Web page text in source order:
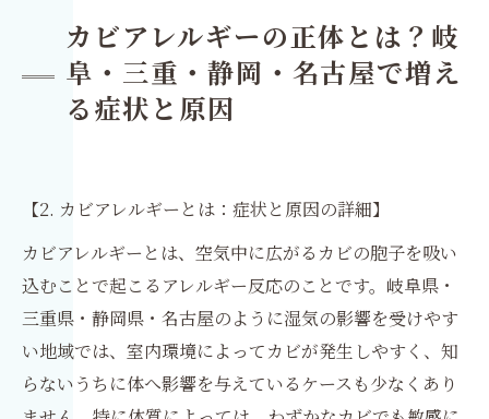
カビアレルギーの正体とは？岐
阜・三重・静岡・名古屋で増え
る症状と原因
【2. カビアレルギーとは：症状と原因の詳細】
カビアレルギーとは、空気中に広がるカビの胞子を吸い
込むことで起こるアレルギー反応のことです。岐阜県・
三重県・静岡県・名古屋のように湿気の影響を受けやす
い地域では、室内環境によってカビが発生しやすく、知
らないうちに体へ影響を与えているケースも少なくあり